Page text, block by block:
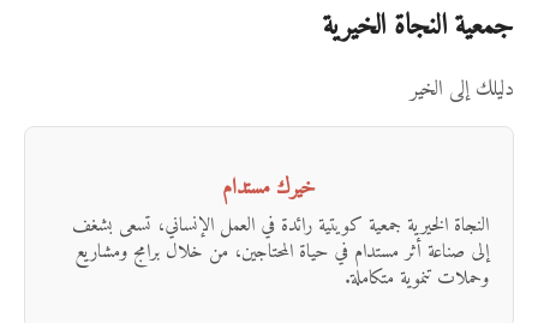
جمعية النجاة الخيرية
دليلك إلى الخير
خيرك مستدام
النجاة الخيرية جمعية كويتية رائدة في العمل الإنساني، تسعى بشغف
إلى صناعة أثر مستدام في حياة المحتاجين، من خلال برامج ومشاريع
وحملات تنموية متكاملة.